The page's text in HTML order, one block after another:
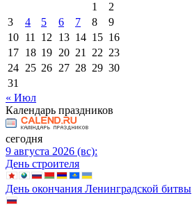
1
2
3
4 5 6 7 8
9
10 11 12 13 14 15 16
17 18 19 20 21 22 23
24 25 26 27 28 29 30
31
« Июл
Календарь праздников
сегодня
9 августа 2026 (вс):
День строителя
День окончания Ленинградской битвы